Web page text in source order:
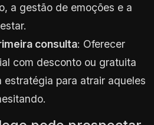
a gestão de emoções e a
consulta: Oferecer
com desconto ou gratuita
estratégia para atrair aqueles